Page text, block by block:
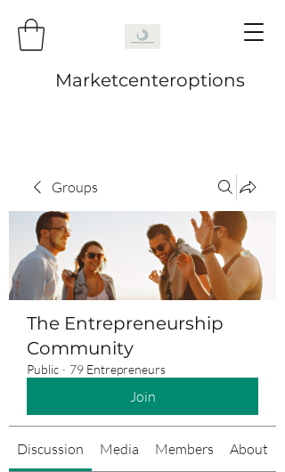
Marketcenteroptions
Groups
The Entrepreneurship
Community
Public · 79 Entrepreneurs
Join
Discussion Media Members About